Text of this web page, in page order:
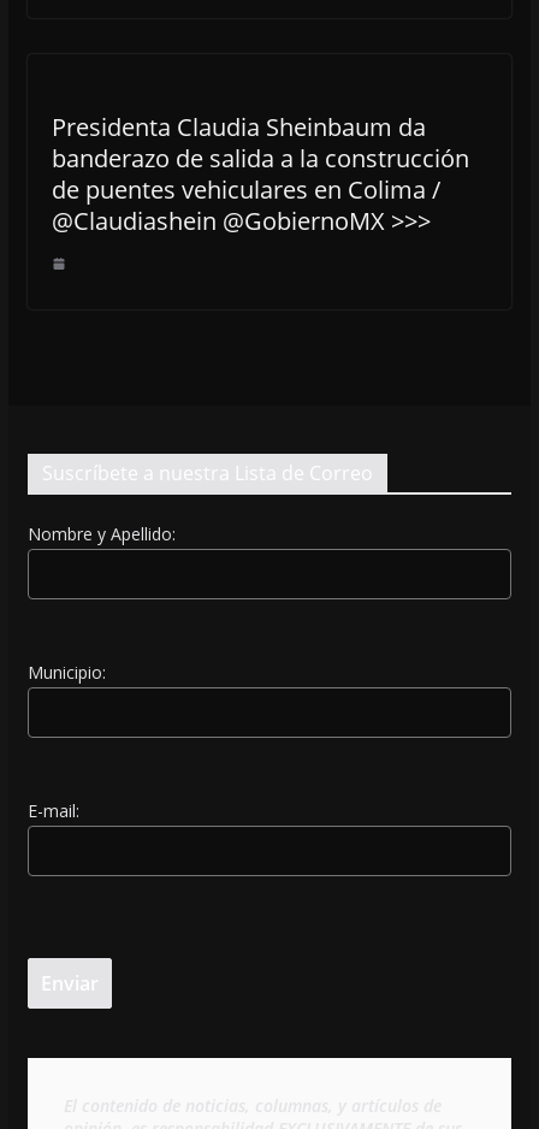
Presidenta Claudia Sheinbaum da
banderazo de salida a la construcción
de puentes vehiculares en Colima /
@Claudiashein @GobiernoMX >>>
Suscríbete a nuestra Lista de Correo
Nombre y Apellido:
Municipio:
E-mail: